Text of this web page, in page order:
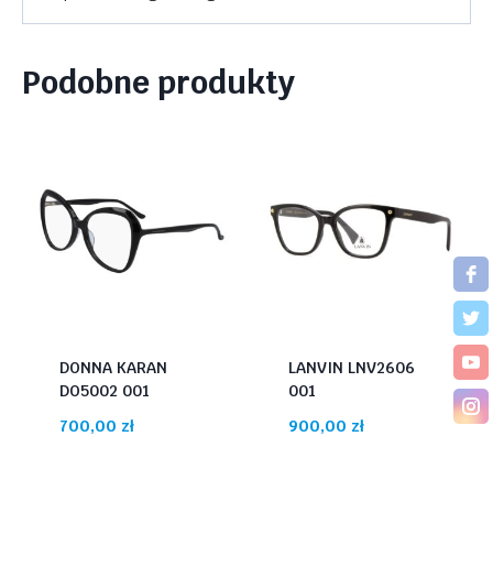
Podobne produkty
DONNA KARAN
DO5002 001
700,00 zł
LANVIN LNV2606
001
900,00 zł